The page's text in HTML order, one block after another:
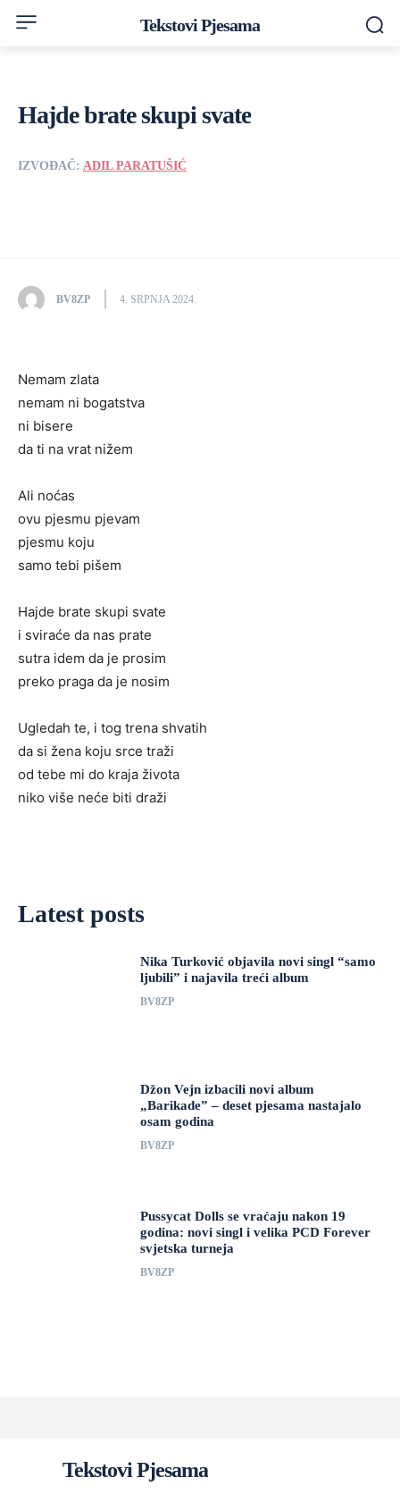
Tekstovi Pjesama
Hajde brate skupi svate
IZVOĐAČ: ADIL PARATUŠIĆ
BV8ZP 4. SRPNJA 2024.
Nemam zlata
nemam ni bogatstva
ni bisere
da ti na vrat nižem
Ali noćas
ovu pjesmu pjevam
pjesmu koju
samo tebi pišem
Hajde brate skupi svate
i sviraće da nas prate
sutra idem da je prosim
preko praga da je nosim
Ugledah te, i tog trena shvatih
da si žena koju srce traži
od tebe mi do kraja života
niko više neće biti draži
Latest posts
Nika Turković objavila novi singl “samo
ljubili” i najavila treći album
BV8ZP
Džon Vejn izbacili novi album
„Barikade” – deset pjesama nastajalo
osam godina
BV8ZP
Pussycat Dolls se vraćaju nakon 19
godina: novi singl i velika PCD Forever
svjetska turneja
BV8ZP
Tekstovi Pjesama